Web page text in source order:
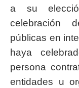
a su
celebración
públicas en
haya
persona
entidades u